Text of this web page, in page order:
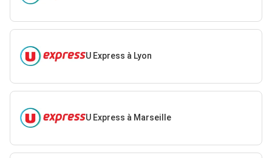
U Express à Lyon
U Express à Marseille